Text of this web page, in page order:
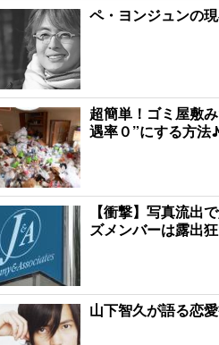
ペ・ヨンジュンの
超簡単！ゴミ屋敷
遇率０”にする方法♪
【衝撃】写真流出
ズメンバーは露出
山下智久が語る恋